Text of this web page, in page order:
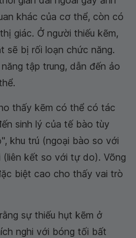
khác của cơ thể, còn có
giác. Ở người thiếu kẽm,
sẽ bị rối loạn chức năng.
tập trung, dẫn đến ảo
thấy kẽm có thể có tác
sinh lý của tế bào tùy
khu trú (ngoại bào so với
kết so với tự do). Võng
biệt cao cho thấy vai trò
sự thiếu hụt kẽm ở
nghi với bóng tối bất